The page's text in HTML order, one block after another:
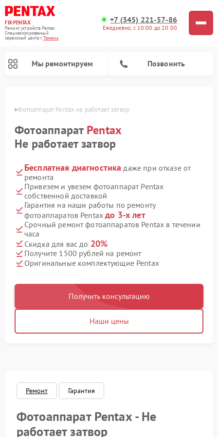
FIX-PENTAX
Ремонт устройств Pentax
Специализированный
cервисный центр г.Тюмень
+7 (345) 221-57-86
Ежедневно, с 10:00 до 20:00
Мы ремонтируем Позвонить
Фотоаппарат Pentax не работает затвор
Фотоаппарат Pentax
Не работает затвор
Бесплатная диагностика даже при отказе от
ремонта
Привезем и увезем фотоаппарат Pentax
собственной доставкой
Гарантия на наши работы по ремонту
фотоаппаратов Pentaxдо 3-х лет
Срочный ремонт фотоаппаратов Pentax в течении
часа
Скидка для вас до 20%
Получите 1500 рублей на ремонт
Оригинальные комплектующие Pentax
Получить консультацию
Наши цены
Ремонт Гарантия
Фотоаппарат Pentax - Не
работает затвор